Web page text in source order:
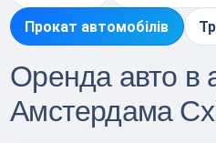
Прокат автомобілів
Оренда авто в
Амстердама